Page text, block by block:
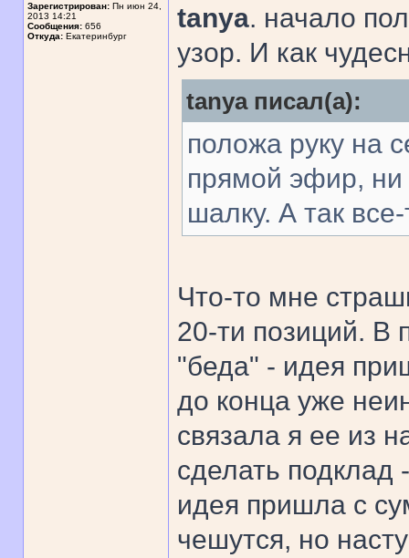
Зарегистрирован: Пн июн 24,
2013 14:21
Сообщения: 656
Откуда: Екатеринбург
tanya. начало
узор. И как
tanya писал(а):
положа руку на
прямой эфир, ни
шалку. А так
Что-то мне
20-ти позиций. В
"беда" - идея
до конца уже
связала я ее из
сделать подклад
идея пришла с
чешутся, но